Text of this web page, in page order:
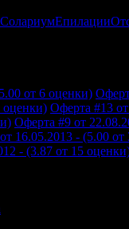
СолариумЕпилации
от 6 оценки)
оценки) Оферта #13
Оферта #9 от
16.05.2013 - (5.00 от
- (3.87 от 15